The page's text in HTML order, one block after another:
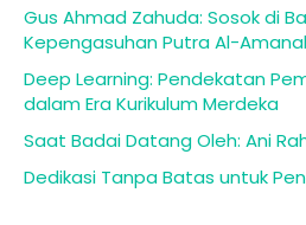
Gus Ahmad Zahuda: Sosok di
Kepengasuhan Putra Al-
Deep Learning: Pendekatan
dalam Era Kurikulum Merdeka
Saat Badai Datang Oleh: Ani
Dedikasi Tanpa Batas untuk